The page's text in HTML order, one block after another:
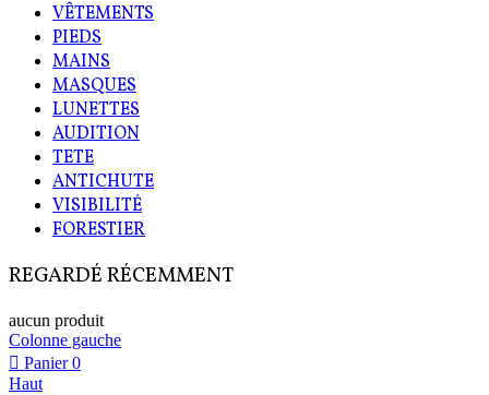
VÊTEMENTS
PIEDS
MAINS
MASQUES
LUNETTES
AUDITION
TETE
ANTICHUTE
VISIBILITÉ
FORESTIER
REGARDÉ RÉCEMMENT
aucun produit
Colonne gauche
Panier 0
Haut